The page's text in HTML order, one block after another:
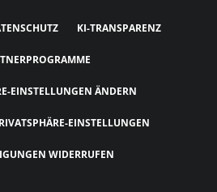
KI-TRANSPARENZ
EINSTELLUNGEN ÄNDERN
EINSTELLUNGEN
WIDERRUFEN